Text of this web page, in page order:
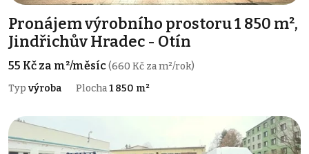
Pronájem výrobního prostoru 1 850 m²,
Jindřichův Hradec - Otín
55 Kč za m²/měsíc(660 Kč za m²/rok)
Typ výroba Plocha1 850 m²